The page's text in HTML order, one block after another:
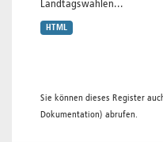
Landtagswahlen...
HTML
Sie können dieses Register
Dokumentation) abrufen.